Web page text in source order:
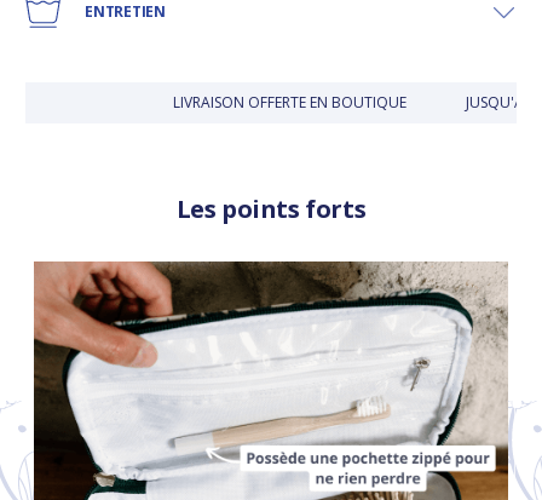
ENTRETIEN
LIVRAISON OFFERTE EN BOUTIQUE JUSQU'À
Les points forts